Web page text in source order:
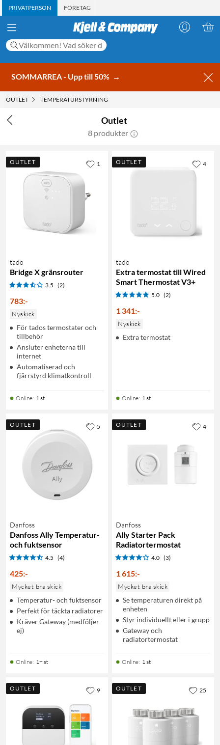
PRIVATPERSON FÖRETAG
SOMMARREA - Upp till 50% →
OUTLET TEMPERATURSTYRNING
Outlet
8 produkter
OUTLET
tado
Bridge X gränsrouter
3.5 (2)
783:-
Nyskick
För tados termostater och
tillbehör
Ansluter enheterna till
internet
Automatiserad och
fjärrstyrd klimatkontroll
Online: 1 st
1 OUTLET
tado
Extra termostat till Wired
Smart Thermostat V3+
5.0 (2)
1 341:-
Nyskick
Extra termostat
Online: 1 st
4
OUTLET
Danfoss
Danfoss Ally Temperatur-
och fuktsensor
4.5 (4)
425:-
Mycket bra skick
Temperatur- och fuktsensor
Perfekt för täckta radiatorer
Kräver Gateway (medföljer
ej)
Online: 1+ st
5 OUTLET
Danfoss
Ally Starter Pack
Radiatortermostat
4.0 (3)
1 615:-
Mycket bra skick
Se temperaturen direkt på
enheten
Styr individuellt eller i grupp
Gateway och
radiatortermostat
Online: 1 st
4
OUTLET 9 OUTLET 25